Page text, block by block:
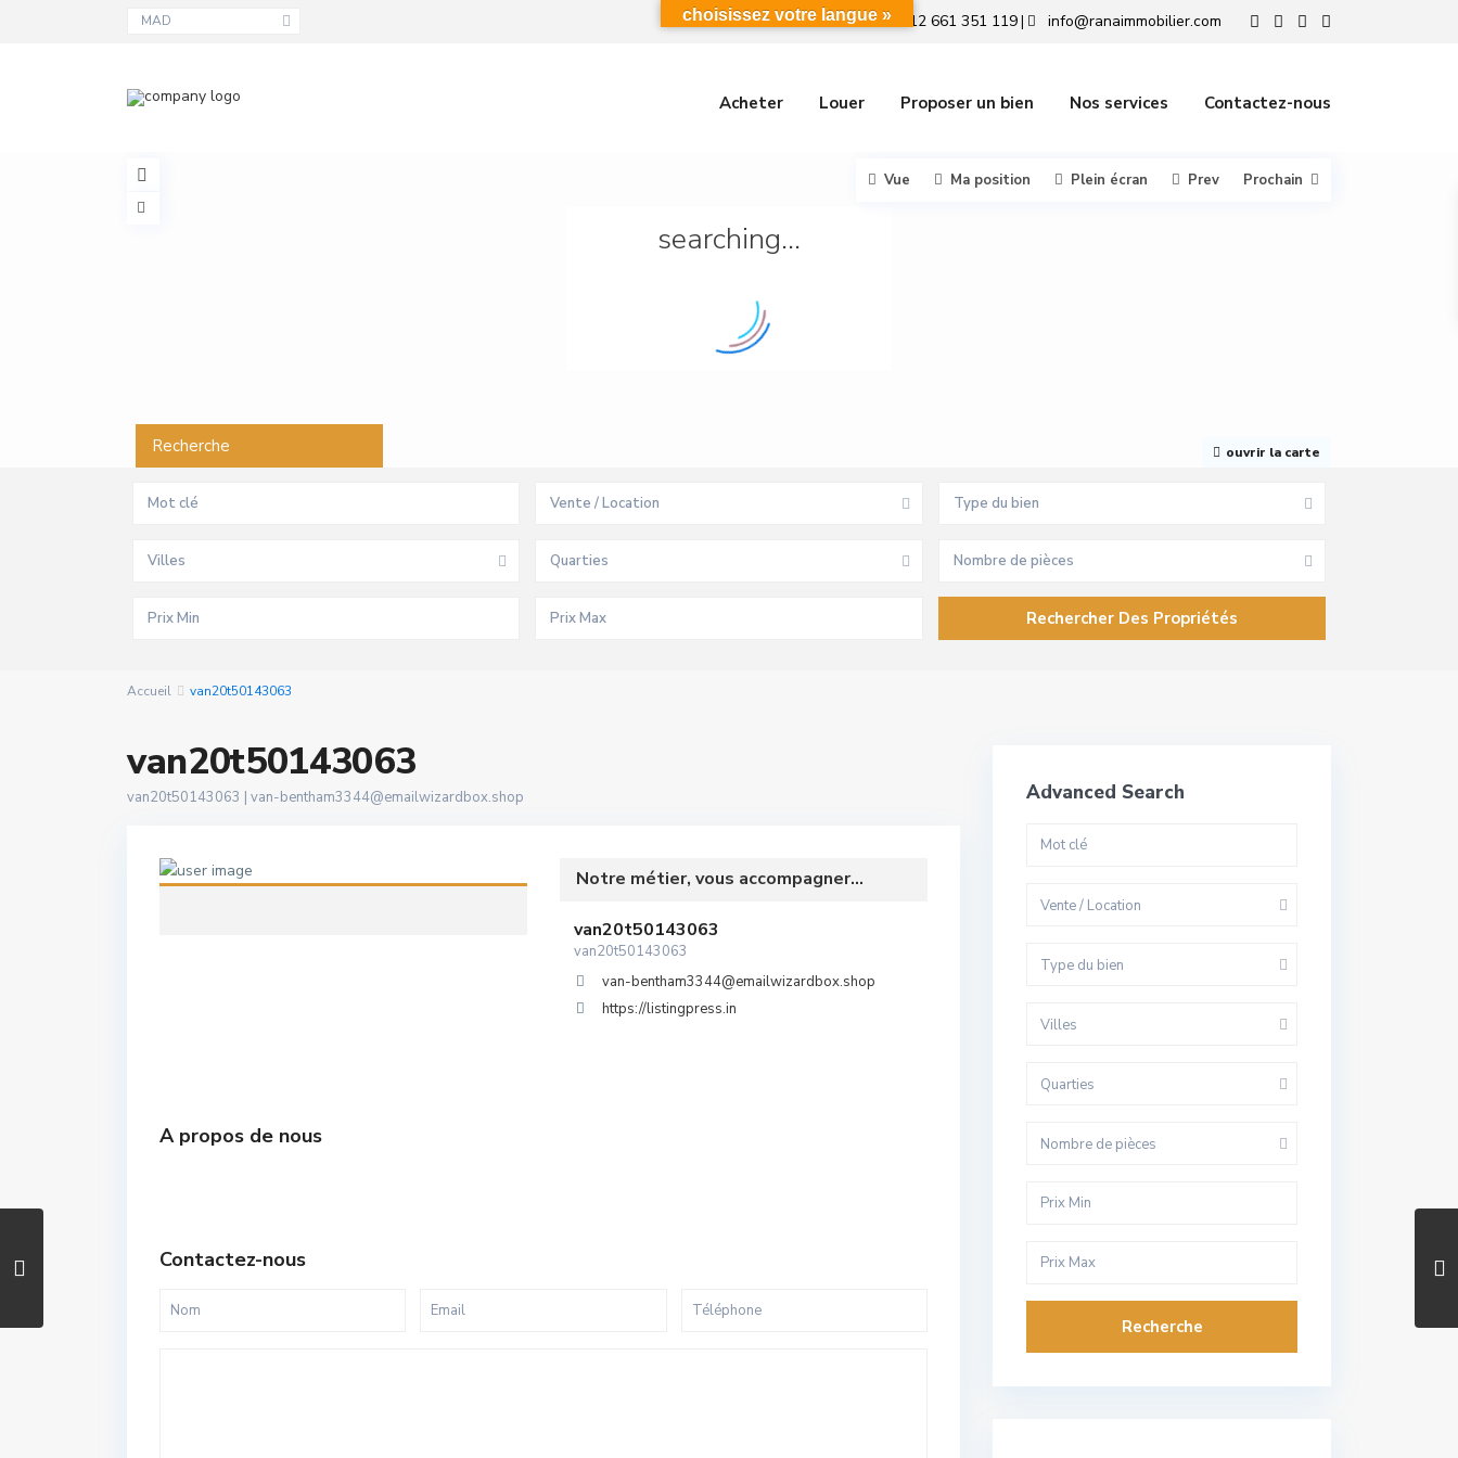
MAD +212 661 351 119| info@ranaimmobilier.com
Acheter Louer Proposer un bien Nos services Contactez-nous
searching...
ouvrir la carte
Vue Ma position Plein écran Prev Prochain
Recherche
Vente / Location Type du bien
Villes Quarties Nombre de pièces
Accueil van20t50143063
van20t50143063
van20t50143063 | van-bentham3344@emailwizardbox.shop
Notre métier, vous accompagner...
van20t50143063
van20t50143063
van-bentham3344@emailwizardbox.shop
https://listingpress.in
A propos de nous
Contactez-nous
Advanced Search
Vente / Location
Type du bien
Villes
Quarties
Nombre de pièces
Recherche
choisissez votre langue »